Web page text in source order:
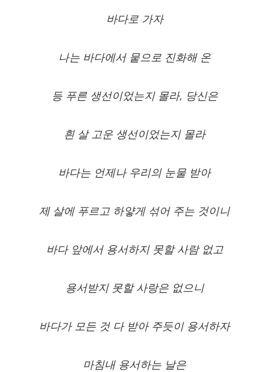
바다로 가자
나는 바다에서 뭍으로 진화해 온
등 푸른 생선이었는지 몰라, 당신은
흰 살 고운 생선이었는지 몰라
바다는 언제나 우리의 눈물 받아
제 살에 푸르고 하얗게 섞어 주는 것이니
바다 앞에서 용서하지 못할 사람 없고
용서받지 못할 사랑은 없으니
바다가 모든 것 다 받아 주듯이 용서하자
마침내 용서하는 날은